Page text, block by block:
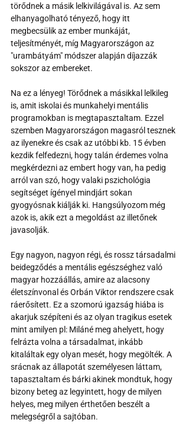
törődnek a másik lelkivilágával is. Az sem
elhanyagolható tényező, hogy itt
megbecsülik az ember munkáját,
teljesítményét, míg Magyarországon az
"urambátyám" módszer alapján díjazzák
sokszor az embereket.
Na ez a lényeg! Törődnek a másikkal lelkileg
is, amit iskolai és munkahelyi mentális
programokban is megtapasztaltam. Ezzel
szemben Magyarországon magasról tesznek
az ilyenekre és csak az utóbbi kb. 15 évben
kezdik felfedezni, hogy talán érdemes volna
megkérdezni az embert hogy van, ha pedig
arról van szó, hogy valaki pszichológia
segítséget ígényel mindjárt sokan
gyogyósnak kiálják ki. Hangsúlyozom még
azok is, akik ezt a megoldást az illetőnek
javasolják.
Egy nagyon, nagyon régi, és rossz társadalmi
beidegződés a mentális egészséghez való
magyar hozzáállás, amire az alacsony
életszínvonal és Orbán Viktor rendszere csak
ráerősített. Ez a szomorú igazság hiába is
akarjuk szépíteni és az olyan tragikus esetek
mint amilyen pl: Miláné meg ahelyett, hogy
felrázta volna a társadalmat, inkább
kitaláltak egy olyan mesét, hogy megölték. A
srácnak az állapotát személyesen láttam,
tapasztaltam és bárki akinek mondtuk, hogy
bizony beteg az legyintett, hogy de milyen
helyes, meg milyen érthetően beszélt a
melegségről a sajtóban.